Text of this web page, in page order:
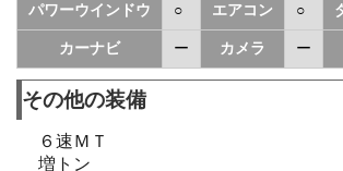
パワーウインドウ ○ エアコン ○
カーナビ ー カメラ ー
その他の装備
６速ＭＴ
増トン